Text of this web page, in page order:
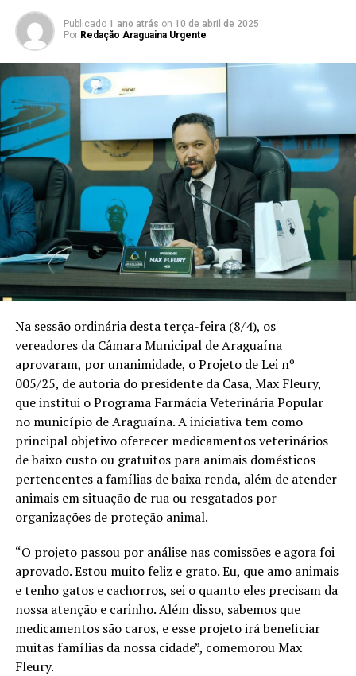
Publicado 1 ano atrás on 10 de abril de 2025
Por Redação Araguaina Urgente
Na sessão ordinária desta terça-feira (8/4), os
vereadores da Câmara Municipal de Araguaína
aprovaram, por unanimidade, o Projeto de Lei nº
005/25, de autoria do presidente da Casa, Max Fleury,
que institui o Programa Farmácia Veterinária Popular
no município de Araguaína. A iniciativa tem como
principal objetivo oferecer medicamentos veterinários
de baixo custo ou gratuitos para animais domésticos
pertencentes a famílias de baixa renda, além de atender
animais em situação de rua ou resgatados por
organizações de proteção animal.
“O projeto passou por análise nas comissões e agora foi
aprovado. Estou muito feliz e grato. Eu, que amo animais
e tenho gatos e cachorros, sei o quanto eles precisam da
nossa atenção e carinho. Além disso, sabemos que
medicamentos são caros, e esse projeto irá beneficiar
muitas famílias da nossa cidade”, comemorou Max
Fleury.